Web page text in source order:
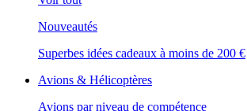
Nouveautés
Superbes idées cadeaux à moins de 200 €
Avions & Hélicoptères
Avions par niveau de compétence